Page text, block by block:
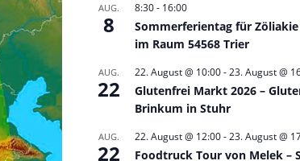
AUG.
8
8:30- 16:00
Sommerferientag für
im Raum 54568 Trier
AUG.
22
22. August @ 10:00-23. August @
Glutenfrei Markt 2026 –
Brinkum in Stuhr
AUG.
22
22. August @ 12:00-23. August @
Foodtruck Tour von Melek –